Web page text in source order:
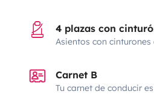
4 plazas con
Asientos con
Carnet B
Tu carnet de conducir